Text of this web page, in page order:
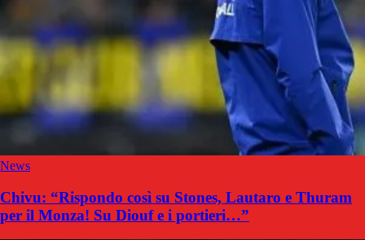
News
Chivu: “Rispondo così su Stones, Lautaro e Thuram
per il Monza! Su Diouf e i portieri…”